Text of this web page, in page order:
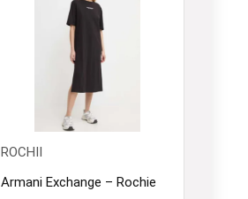
ROCHII
Armani Exchange – Rochie